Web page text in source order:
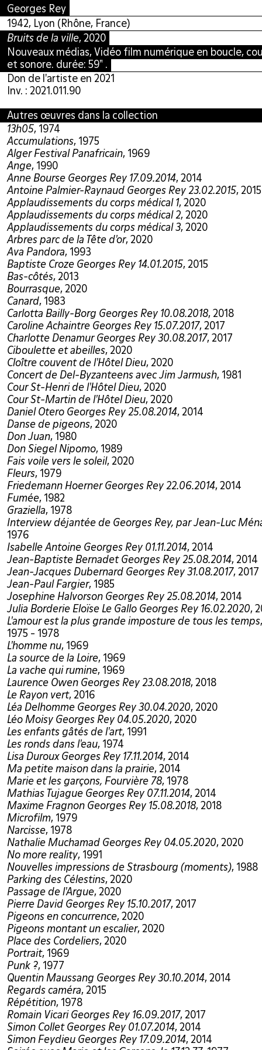
Georges Rey
1942, Lyon (Rhône, France)
Bruits de la ville, 2020
Nouveaux médias, Vidéo film numérique en boucle,
et sonore. durée: 59" .
Don de l'artiste en 2021
Inv. : 2021.011.90
Autres œuvres dans la collection
13h05, 1974
Accumulations, 1975
Alger Festival Panafricain, 1969
Ange, 1990
Anne Bourse Georges Rey 17.09.2014, 2014
Antoine Palmier-Raynaud Georges Rey 23.02.2015, 2015
Applaudissements du corps médical 1, 2020
Applaudissements du corps médical 2, 2020
Applaudissements du corps médical 3, 2020
Arbres parc de la Tête d'or, 2020
Ava Pandora, 1993
Baptiste Croze Georges Rey 14.01.2015, 2015
Bas-côtés, 2013
Bourrasque, 2020
Canard, 1983
Carlotta Bailly-Borg Georges Rey 10.08.2018, 2018
Caroline Achaintre Georges Rey 15.07.2017, 2017
Charlotte Denamur Georges Rey 30.08.2017, 2017
Ciboulette et abeilles, 2020
Cloître couvent de l'Hôtel Dieu, 2020
Concert de Del-Byzanteens avec Jim Jarmush, 1981
Cour St-Henri de l'Hôtel Dieu, 2020
Cour St-Martin de l'Hôtel Dieu, 2020
Daniel Otero Georges Rey 25.08.2014, 2014
Danse de pigeons, 2020
Don Juan, 1980
Don Siegel Nipomo, 1989
Fais voile vers le soleil, 2020
Fleurs, 1979
Friedemann Hoerner Georges Rey 22.06.2014, 2014
Fumée, 1982
Graziella, 1978
Interview déjantée de Georges Rey, par Jean-Luc
1976
Isabelle Antoine Georges Rey 01.11.2014, 2014
Jean-Baptiste Bernadet Georges Rey 25.08.2014, 2014
Jean-Jacques Dubernard Georges Rey 31.08.2017, 2017
Jean-Paul Fargier, 1985
Josephine Halvorson Georges Rey 25.08.2014, 2014
Julia Borderie Eloïse Le Gallo Georges Rey 16.02.2020,
L'amour est la plus grande imposture de tous les temps,
1975 - 1978
L'homme nu, 1969
La source de la Loire, 1969
La vache qui rumine, 1969
Laurence Owen Georges Rey 23.08.2018, 2018
Le Rayon vert, 2016
Léa Delhomme Georges Rey 30.04.2020, 2020
Léo Moisy Georges Rey 04.05.2020, 2020
Les enfants gâtés de l'art, 1991
Les ronds dans l'eau, 1974
Lisa Duroux Georges Rey 17.11.2014, 2014
Ma petite maison dans la prairie, 2014
Marie et les garçons, Fourvière 78, 1978
Mathias Tujague Georges Rey 07.11.2014, 2014
Maxime Fragnon Georges Rey 15.08.2018, 2018
Microfilm, 1979
Narcisse, 1978
Nathalie Muchamad Georges Rey 04.05.2020, 2020
No more reality, 1991
Nouvelles impressions de Strasbourg (moments), 1988
Parking des Célestins, 2020
Passage de l'Argue, 2020
Pierre David Georges Rey 15.10.2017, 2017
Pigeons en concurrence, 2020
Pigeons montant un escalier, 2020
Place des Cordeliers, 2020
Portrait, 1969
Punk ?, 1977
Quentin Maussang Georges Rey 30.10.2014, 2014
Regards caméra, 2015
Répétition, 1978
Romain Vicari Georges Rey 16.09.2017, 2017
Simon Collet Georges Rey 01.07.2014, 2014
Simon Feydieu Georges Rey 17.09.2014, 2014